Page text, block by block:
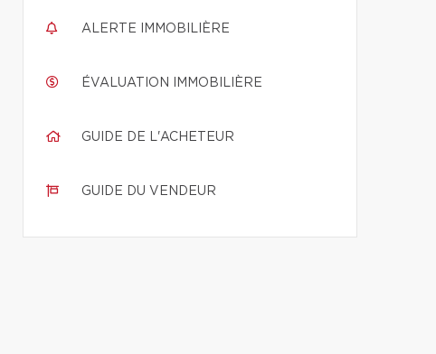
ALERTE IMMOBILIÈRE
ÉVALUATION IMMOBILIÈRE
GUIDE DE L'ACHETEUR
GUIDE DU VENDEUR